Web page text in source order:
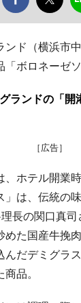
ド（横浜市
ボロネーゼ
ランドの「開
［広告］
ホテル開業時
」は、伝統の
長の関口真
めた国産牛挽
んだデミグラ
品。